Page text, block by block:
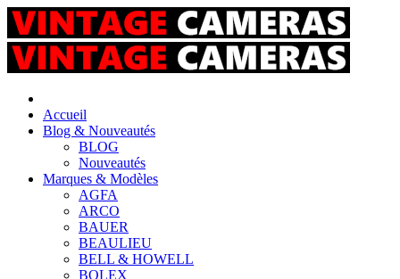
Accueil
Blog & Nouveautés
BLOG
Nouveautés
Marques & Modèles
AGFA
ARCO
BAUER
BEAULIEU
BELL & HOWELL
BOLEX